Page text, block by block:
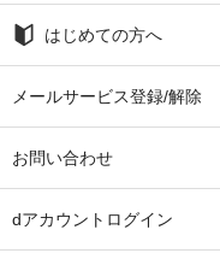
はじめての方へ
メールサービス登録/解除
お問い合わせ
dアカウントログイン